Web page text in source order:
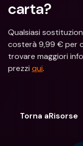
carta?
Qualsiasi
costerà 9,99 € per
trovare maggiori
prezzi qui.
Torna aRisorse